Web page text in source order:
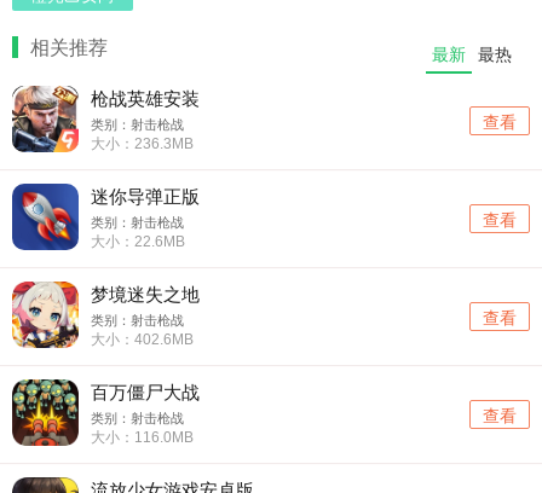
相关推荐 最新 最热
枪战英雄安装
类别：射击枪战
大小：236.3MB
查看
迷你导弹正版
类别：射击枪战
大小：22.6MB
查看
梦境迷失之地
类别：射击枪战
大小：402.6MB
查看
百万僵尸大战
类别：射击枪战
大小：116.0MB
查看